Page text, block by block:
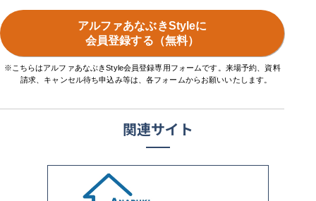
アルファあなぶきStyleに
会員登録する（無料）
※こちらはアルファあなぶきStyle会員登録専用フォームです。来場予約、資料
請求、キャンセル待ち申込み等は、各フォームからお願いいたします。
関連サイト